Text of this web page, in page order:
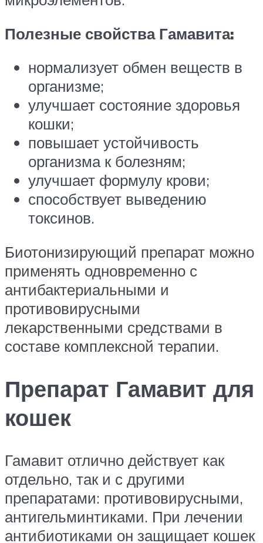
Полезные свойства Гамавита:
нормализует обмен веществ в
организме;
улучшает состояние здоровья
кошки;
повышает устойчивость
организма к болезням;
улучшает формулу крови;
способствует выведению
токсинов.
Биотонизирующий препарат можно
применять одновременно с
антибактериальными и
противовирусными
лекарственными средствами в
составе комплексной терапии.
Препарат Гамавит для
кошек
Гамавит отлично действует как
отдельно, так и с другими
препаратами: противовирусными,
антигельминтиками. При лечении
антибиотиками он защищает кошек